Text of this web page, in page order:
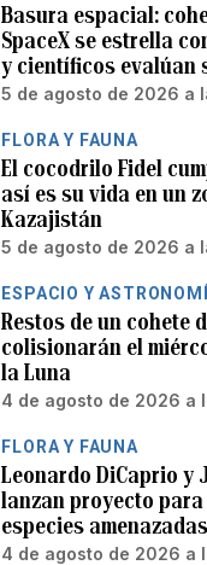
Basura espacial:
SpaceX se estrella
y científicos evalúan
5 de agosto de 2026 a
FLORA Y FAUNA
El cocodrilo Fidel
así es su vida en un
Kazajistán
5 de agosto de 2026 a
ESPACIO Y
Restos de un cohete
colisionarán el
la Luna
4 de agosto de 2026 a
FLORA Y FAUNA
Leonardo DiCaprio y
lanzan proyecto
especies amenazadas
4 de agosto de 2026 a